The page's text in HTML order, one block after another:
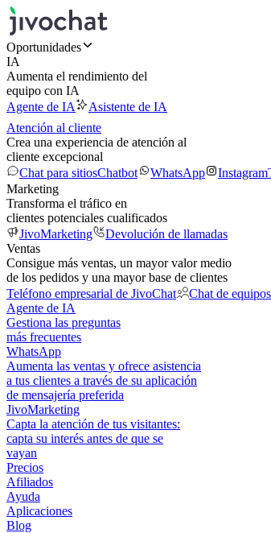
Oportunidades
IA
Aumenta el rendimiento del
equipo con IA
Agente de IA
Asistente de IA
Atención al cliente
Crea una experiencia de atención al
cliente excepcional
Chat para sitiosChatbot WhatsApp Instagram
Marketing
Transforma el tráfico en
clientes potenciales cualificados
JivoMarketing
Devolución de llamadas
Ventas
Consigue más ventas, un mayor valor medio
de los pedidos y una mayor base de clientes
Teléfono empresarial de JivoChat
Chat de
Agente de IA
Gestiona las preguntas
más frecuentes
WhatsApp
Aumenta las ventas y ofrece asistencia
a tus clientes a través de su aplicación
de mensajería preferida
JivoMarketing
Capta la atención de tus visitantes:
capta su interés antes de que se
vayan
Precios
Afiliados
Ayuda
Aplicaciones
Blog